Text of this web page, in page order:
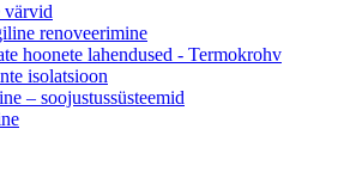
värvid
renoveerimine
hoonete lahendused - Termokrohv
isolatsioon
– soojustussüsteemid